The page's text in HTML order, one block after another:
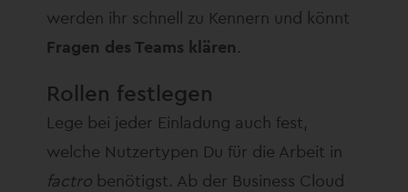
werden ihr schnell zu Kennern und könnt
Fragen des Teams klären.
Rollen festlegen
Lege bei jeder Einladung auch fest,
welche Nutzertypen Du für die Arbeit in
factro benötigst. Ab der Business Cloud